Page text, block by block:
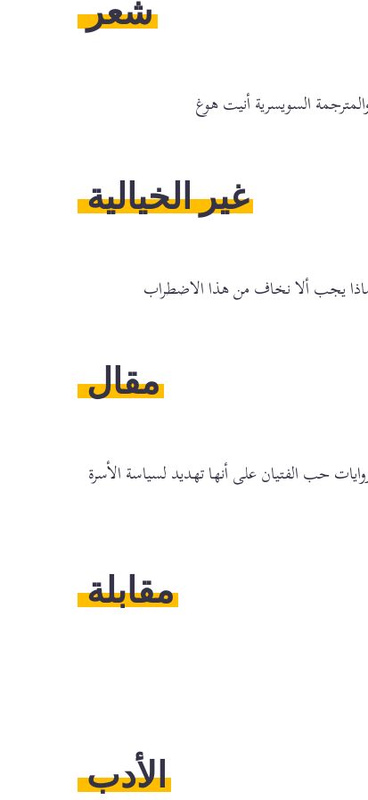
السويسرية أنيت هوغ
غير الخيالية
لماذا يجب ألا نخاف من هذا الاضطراب
مقال
حب الفتيان على أنها تهديد لسياسة الأسرة
Navigation
مقابلة
الأدب